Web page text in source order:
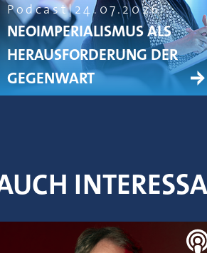
Podcast 24.07.2026
NEOIMPERIALISMUS ALS
HERAUSFORDERUNG DER
GEGENWART